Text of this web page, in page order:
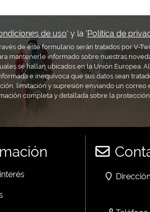
de uso' y la 'Política de
de este formulario serán tratados por V-
mantenerle informado sobre nuestras
se hallan ubicados en la Unión Europea.
e inequívoca que sus datos sean
limitación y supresión enviando un correo
completa y detallada sobre la